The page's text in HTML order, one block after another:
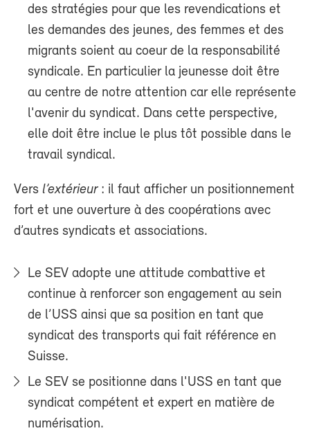
des stratégies pour que les revendications et
les demandes des jeunes, des femmes et des
migrants soient au coeur de la responsabilité
syndicale. En particulier la jeunesse doit être
au centre de notre attention car elle représente
l'avenir du syndicat. Dans cette perspective,
elle doit être inclue le plus tôt possible dans le
travail syndical.
Vers l’extérieur : il faut afficher un positionnement
fort et une ouverture à des coopérations avec
d’autres syndicats et associations.
Le SEV adopte une attitude combattive et
continue à renforcer son engagement au sein
de l’USS ainsi que sa position en tant que
syndicat des transports qui fait référence en
Suisse.
Le SEV se positionne dans l'USS en tant que
syndicat compétent et expert en matière de
numérisation.